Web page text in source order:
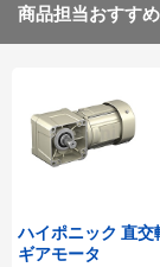
商品担当おすすめ
ハイポニック 直交
ギアモータ